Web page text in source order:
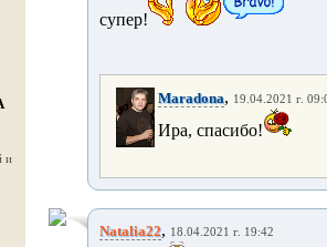
и
супер!
Maradona, 19.04.2021 г.
Ира, спасибо!
Natalia22, 18.04.2021 г. 19:42